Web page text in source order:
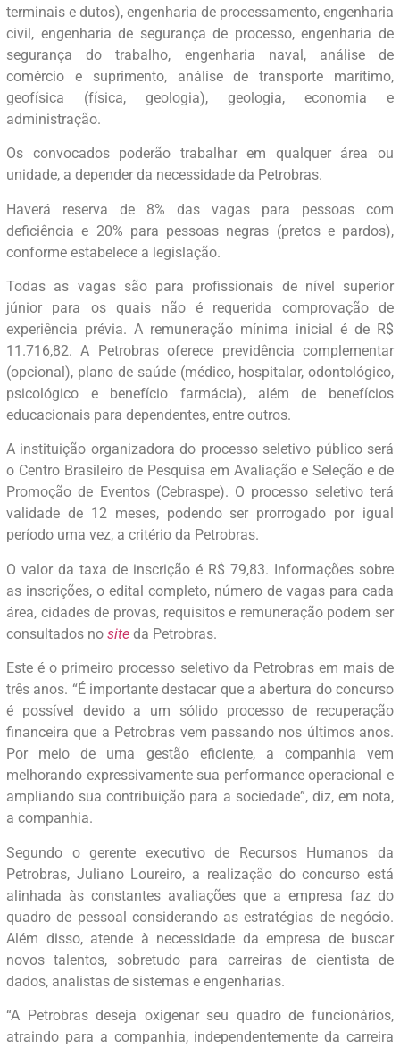
terminais e dutos), engenharia de processamento, engenharia
civil, engenharia de segurança de processo, engenharia de
segurança do trabalho, engenharia naval, análise de
comércio e suprimento, análise de transporte marítimo,
geofísica (física, geologia), geologia, economia e
administração.
Os convocados poderão trabalhar em qualquer área ou
unidade, a depender da necessidade da Petrobras.
Haverá reserva de 8% das vagas para pessoas com
deficiência e 20% para pessoas negras (pretos e pardos),
conforme estabelece a legislação.
Todas as vagas são para profissionais de nível superior
júnior para os quais não é requerida comprovação de
experiência prévia. A remuneração mínima inicial é de R$
11.716,82. A Petrobras oferece previdência complementar
(opcional), plano de saúde (médico, hospitalar, odontológico,
psicológico e benefício farmácia), além de benefícios
educacionais para dependentes, entre outros.
A instituição organizadora do processo seletivo público será
o Centro Brasileiro de Pesquisa em Avaliação e Seleção e de
Promoção de Eventos (Cebraspe). O processo seletivo terá
validade de 12 meses, podendo ser prorrogado por igual
período uma vez, a critério da Petrobras.
O valor da taxa de inscrição é R$ 79,83. Informações sobre
as inscrições, o edital completo, número de vagas para cada
área, cidades de provas, requisitos e remuneração podem ser
consultados no site da Petrobras.
Este é o primeiro processo seletivo da Petrobras em mais de
três anos. “É importante destacar que a abertura do concurso
é possível devido a um sólido processo de recuperação
financeira que a Petrobras vem passando nos últimos anos.
Por meio de uma gestão eficiente, a companhia vem
melhorando expressivamente sua performance operacional e
ampliando sua contribuição para a sociedade”, diz, em nota,
a companhia.
Segundo o gerente executivo de Recursos Humanos da
Petrobras, Juliano Loureiro, a realização do concurso está
alinhada às constantes avaliações que a empresa faz do
quadro de pessoal considerando as estratégias de negócio.
Além disso, atende à necessidade da empresa de buscar
novos talentos, sobretudo para carreiras de cientista de
dados, analistas de sistemas e engenharias.
“A Petrobras deseja oxigenar seu quadro de funcionários,
atraindo para a companhia, independentemente da carreira